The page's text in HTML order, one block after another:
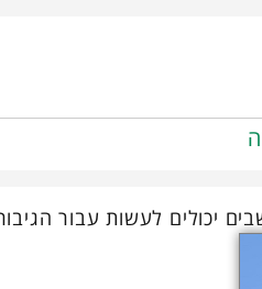
יכולים לעשות עבור